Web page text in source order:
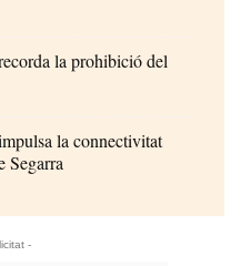
la prohibició del
la connectivitat
Segarra
-